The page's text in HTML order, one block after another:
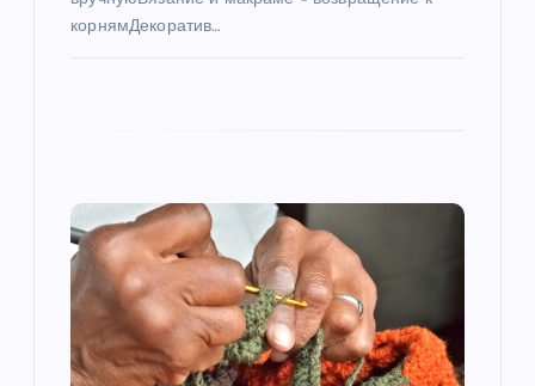
корнямДекоратив…